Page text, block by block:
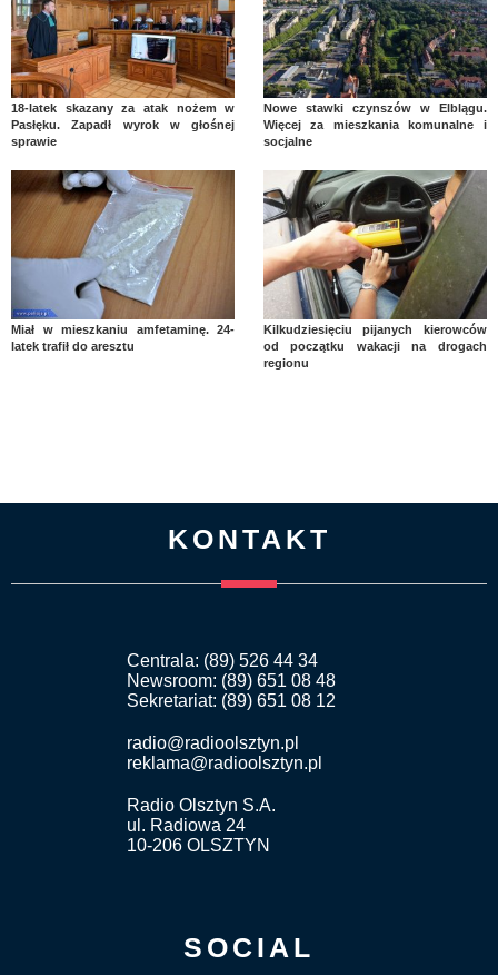
18-latek skazany za atak nożem w
Pasłęku. Zapadł wyrok w głośnej
sprawie
Nowe stawki czynszów w Elblągu.
Więcej za mieszkania komunalne i
socjalne
Miał w mieszkaniu amfetaminę. 24-
latek trafił do aresztu
Kilkudziesięciu pijanych kierowców
od początku wakacji na drogach
regionu
KONTAKT
Centrala: (89) 526 44 34
Newsroom: (89) 651 08 48
Sekretariat: (89) 651 08 12
radio@radioolsztyn.pl
reklama@radioolsztyn.pl
Radio Olsztyn S.A.
ul. Radiowa 24
10-206 OLSZTYN
SOCIAL